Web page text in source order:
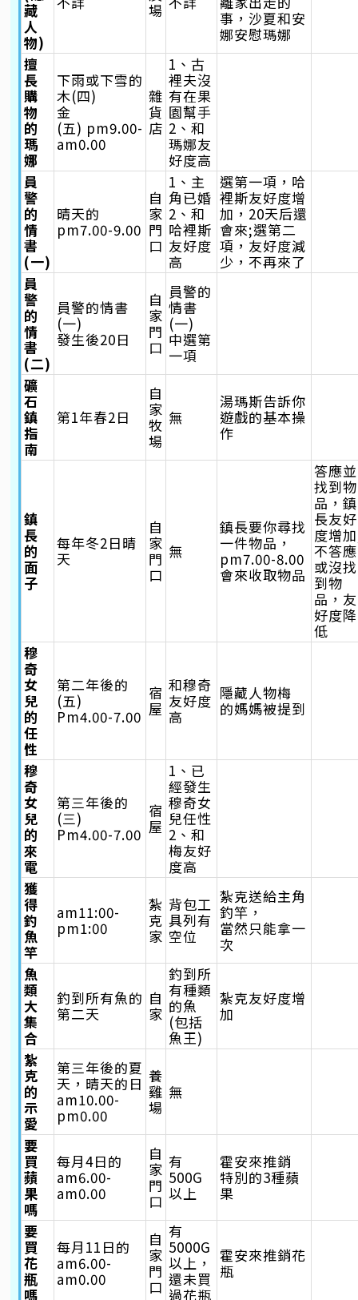
藏
人
物)
場
事，沙夏和安
娜安慰瑪娜
擅
長
購
物
的
瑪
娜
下雨或下雪的
木(四)
金
(五) pm9.00-
am0.00
雜
貨
店
1、古
裡夫沒
有在果
園幫手
2、和
瑪娜友
好度高
員
警
的
情
書
(一)
晴天的
pm7.00-9.00
自
家
門
口
1、主
角已婚
2、和
哈裡斯
友好度
高
選第一項，哈
裡斯友好度增
加，20天后還
會來;選第二
項，友好度減
少，不再來了
員
警
的
情
書
(二)
員警的情書
(一)
發生後20日
自
家
門
口
員警的
情書
(一)
中選第
一項
礦
石
鎮
指
南
第1年春2日
自
家
牧
場
無
湯瑪斯告訴你
遊戲的基本操
作
鎮
長
的
面
子
每年冬2日晴
天
自
家
門
口
無
鎮長要你尋找
一件物品，
pm7.00-8.00
會來收取物品
答應並
找到物
品，鎮
長友好
度增
不答應
或沒找
到物
品，友
好度降
低
穆
奇
女
兒
的
任
性
第二年後的
(五)
Pm4.00-7.00
宿
屋
和穆奇
友好度
高
隱藏人物梅
的媽媽被提到
穆
奇
女
兒
的
來
電
第三年後的
(三)
Pm4.00-7.00
宿
屋
1、已
經發生
穆奇女
兒任性
2、和
梅友好
度高
獲
得
釣
魚
竿
am11:00-
pm1:00
紮
克
家
背包工
具列有
空位
紮克送給主角
釣竿，
當然只能拿一
次
魚
類
大
集
合
釣到所有魚的
第二天
自
家
釣到所
有種類
的魚
(包括
魚王)
紮克友好度增
加
紮
克
的
示
愛
第三年後的夏
天，晴天的日
am10.00-
pm0.00
養
雞
場
無
要
買
蘋
果
嗎
每月4日的
am6.00-
am0.00
自
家
門
口
有
500G
以上
霍安來推銷
特別的3種蘋
果
要
買
花
瓶
嗎
每月11日的
am6.00-
am0.00
自
家
門
口
有
5000G
以上，
還未買
過花瓶
霍安來推銷花
瓶